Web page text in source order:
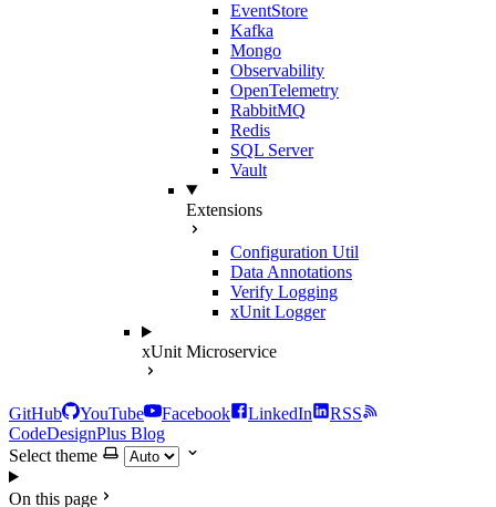
EventStore
Kafka
Mongo
Observability
OpenTelemetry
RabbitMQ
Redis
SQL Server
Vault
Extensions
Configuration Util
Data Annotations
Verify Logging
xUnit Logger
xUnit Microservice
GitHub YouTube Facebook LinkedIn
RSS
CodeDesignPlus Blog
Select theme
On this page